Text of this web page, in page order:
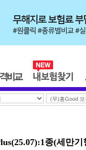
종(세만